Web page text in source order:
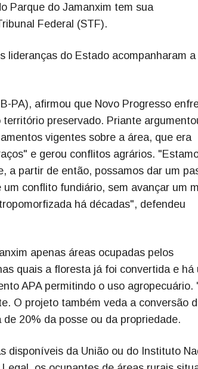
Parque do Jamanxim tem sua
Federal (STF).
lideranças do Estado acompanharam a
PA), afirmou que Novo Progresso
preservado. Priante
vigentes sobre a área, que era
e gerou conflitos agrários.
a partir de então, possamos dar um
conflito fundiário, sem avançar um
há décadas", defendeu
apenas áreas ocupadas pelos
quais a floresta já foi convertida e há
APA permitindo o uso agropecuário.
O projeto também veda a conversão
20% da posse ou da propriedade.
disponíveis da União ou do Instituto